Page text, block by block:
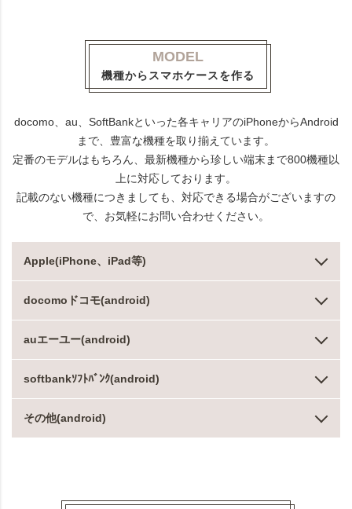
MODEL
機種からスマホケースを作る
docomo、au、SoftBankといった各キャリアのiPhoneからAndroid
まで、豊富な機種を取り揃えています。
定番のモデルはもちろん、最新機種から珍しい端末まで800機種以
上に対応しております。
記載のない機種につきましても、対応できる場合がございますの
で、お気軽にお問い合わせください。
Apple(iPhone、iPad等)
docomoドコモ(android)
auエーユー(android)
softbankｿﾌﾄﾊﾞﾝｸ(android)
その他(android)